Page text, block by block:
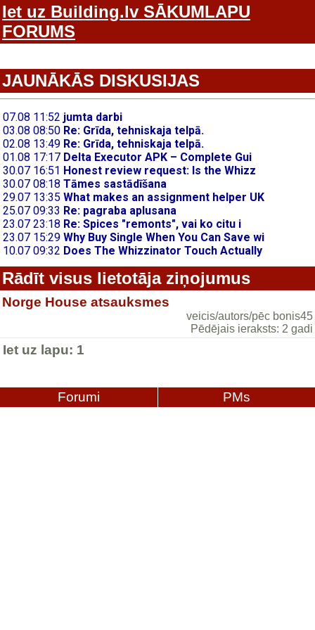
Iet uz Building.lv SĀKUMLAPU
FORUMS
JAUNĀKĀS DISKUSIJAS
Rādīt visus lietotāja ziņojumus
Norge House atsauksmes
veicis/autors/pēc bonis45
Pēdējais ieraksts: 2 gadi
Iet uz lapu: 1
Forumi PMs